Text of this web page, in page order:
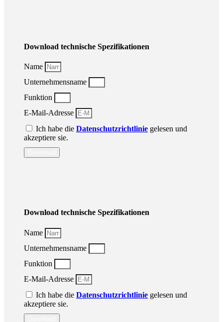
Download technische Spezifikationen
Name
Unternehmensname
Funktion
E-Mail-Adresse
Ich habe die Datenschutzrichtlinie gelesen und
akzeptiere sie.
Download technische Spezifikationen
Name
Unternehmensname
Funktion
E-Mail-Adresse
Ich habe die Datenschutzrichtlinie gelesen und
akzeptiere sie.